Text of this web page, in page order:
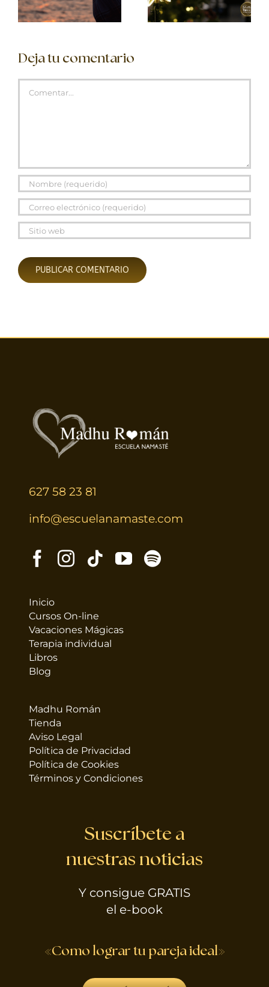
Deja tu comentario
627 58 23 81
info@escuelanamaste.com
Inicio
Cursos On-line
Vacaciones Mágicas
Terapia individual
Libros
Blog
Madhu Román
Tienda
Aviso Legal
Política de Privacidad
Política de Cookies
Términos y Condiciones
Suscríbete a
nuestras noticias
Y consigue GRATIS
el e-book
«Como lograr tu pareja ideal»